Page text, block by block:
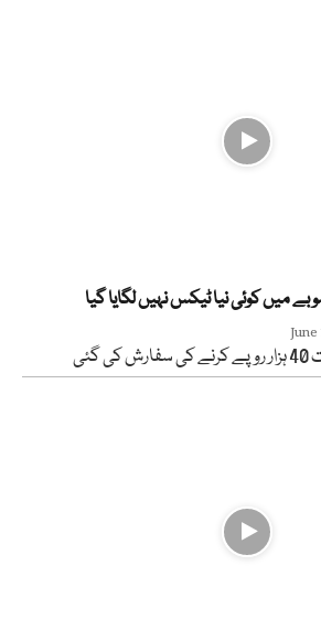
میں کوئی نیا ٹیکس نہیں لگایا گیا
June